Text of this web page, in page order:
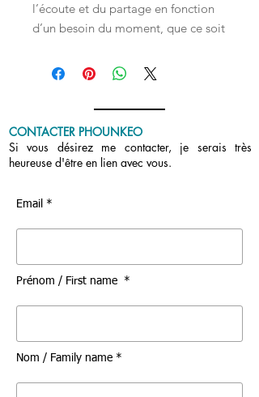
l’écoute et du partage en fonction
d’un besoin du moment, que ce soit
dans un échange.
ensemble. Merci de me contacter.
CONTACTER PHOUNKEO
Si vous désirez me contacter, je serais très
heureuse d'être en lien avec vous.
Email *
Prénom / First name *
Nom / Family name *